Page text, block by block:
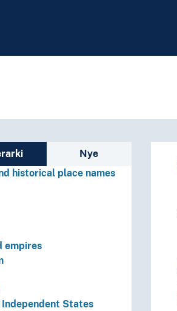
i vokabularet
Nye
historical place names
empires
States